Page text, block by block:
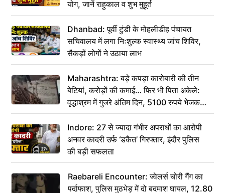
योग, जानें राहुकाल व शुभ मुहूर्त
Dhanbad: पूर्वी टुंडी के मोहलीडीह पंचायत
सचिवालय में लगा निःशुल्क स्वास्थ्य जांच शिविर,
सैकड़ों लोगों ने उठाया लाभ
Maharashtra: बड़े कपड़ा कारोबारी की तीन
बेटियां, करोड़ों की कमाई… फिर भी पिता अकेले:
वृद्धाश्रम में गुजरे अंतिम दिन, 5100 रुपये भेजकर
कहा– अंतिम संस्कार कर दीजिए हम नहीं आ पाएंगे
Indore: 27 से ज्यादा गंभीर अपराधों का आरोपी
अनवर कादरी उर्फ ‘डकैत’ गिरफ्तार, इंदौर पुलिस
की बड़ी सफलता
Raebareli Encounter: ज्वेलर्स चोरी गैंग का
पर्दाफाश, पुलिस मुठभेड़ में दो बदमाश घायल, 12.80